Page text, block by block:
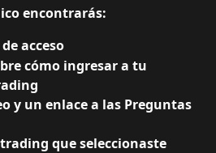
encontrarás:
acceso
cómo ingresar a tu
y un enlace a las Preguntas
que seleccionaste